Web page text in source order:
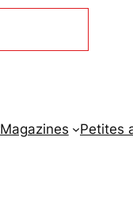
Magazines Petites